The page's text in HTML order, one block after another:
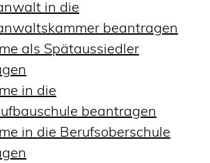
in die
beantragen
als Spätaussiedler
in die
beantragen
in die Berufsoberschule